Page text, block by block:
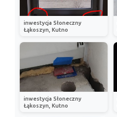
inwestycja Słoneczny
Łąkoszyn, Kutno
inwestycja Słoneczny
Łąkoszyn, Kutno